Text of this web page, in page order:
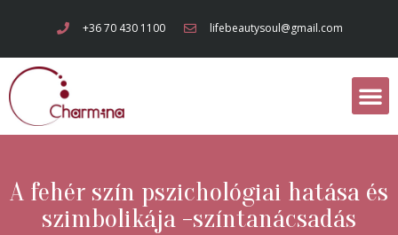
+36 70 430 1100 lifebeautysoul@gmail.com
A fehér szín pszichológiai hatása és
szimbolikája -színtanácsadás